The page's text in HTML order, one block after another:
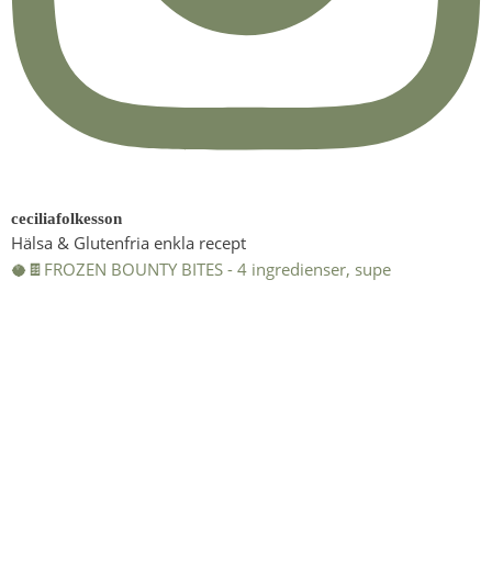
ceciliafolkesson
Hälsa & Glutenfria enkla recept
🥥🍫FROZEN BOUNTY BITES - 4 ingredienser, supe